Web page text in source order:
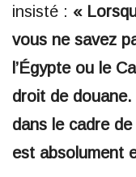
insisté : «
vous ne savez
l’Égypte ou le
droit de douane.
dans le cadre
est absolument